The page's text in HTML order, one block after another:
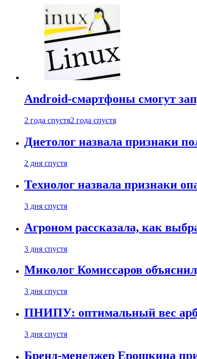
Android-смартфоны смогут
2 года спустя2 года спустя
Диетолог назвала признаки
2 дня спустя
Технолог назвала признаки
3 дня спустя
Агроном рассказала, как
3 дня спустя
Миколог Комиссаров
3 дня спустя
ПНИПУ: оптимальный вес
3 дня спустя
Бренд-менеджер Ерошкина